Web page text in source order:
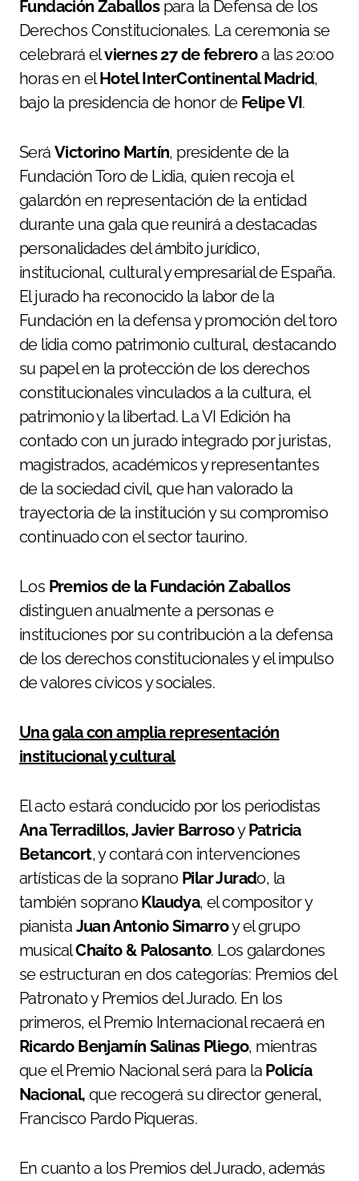
Fundación Zaballospara la Defensa de los
Derechos Constitucionales. La ceremonia se
celebrará elviernes 27 de febreroa las 20:00
horas en elHotel InterContinental Madrid,
bajo la presidencia de honor de Felipe VI.
Será Victorino Martín, presidente de la
Fundación Toro de Lidia, quien recoja el
galardón en representación de la entidad
durante una gala que reunirá a destacadas
personalidades del ámbito jurídico,
institucional, cultural y empresarial de España.
El jurado ha reconocido la labor de la
Fundación en la defensa y promoción del toro
de lidia como patrimonio cultural, destacando
su papel en la protección de los derechos
constitucionales vinculados a la cultura, el
patrimonio y la libertad. La VI Edición ha
contado con un jurado integrado por juristas,
magistrados, académicos y representantes
de la sociedad civil, que han valorado la
trayectoria de la institución y su compromiso
continuado con el sector taurino.
Los Premios de la Fundación Zaballos
distinguen anualmente a personas e
instituciones por su contribución a la defensa
de los derechos constitucionales y el impulso
de valores cívicos y sociales.
Una gala con amplia representación
institucional y cultural
El acto estará conducido por los periodistas
Ana Terradillos, Javier BarrosoyPatricia
Betancort, y contará con intervenciones
artísticas de la soprano Pilar Jurado, la
también sopranoKlaudya, el compositor y
pianista Juan Antonio Simarroy el grupo
musicalChaíto & Palosanto. Los galardones
se estructuran en dos categorías: Premios del
Patronato y Premios del Jurado. En los
primeros, el Premio Internacional recaerá en
Ricardo Benjamín Salinas Pliego, mientras
que el Premio Nacional será para la Policía
Nacional, que recogerá su director general,
Francisco Pardo Piqueras.
En cuanto a los Premios del Jurado, además